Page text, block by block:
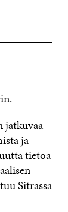
jatkuvaa
ja
tietoa
Sitrassa